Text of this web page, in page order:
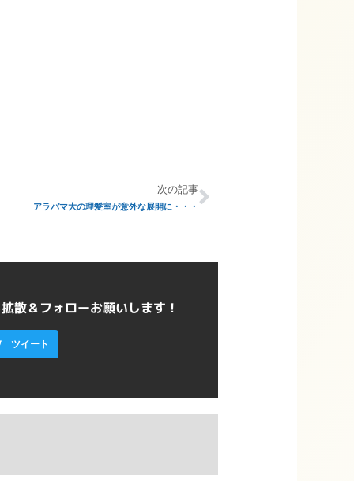
次の記事
アラバマ大の理髪室が意外な展開に・・・
散＆フォローお願いします！
ツイート